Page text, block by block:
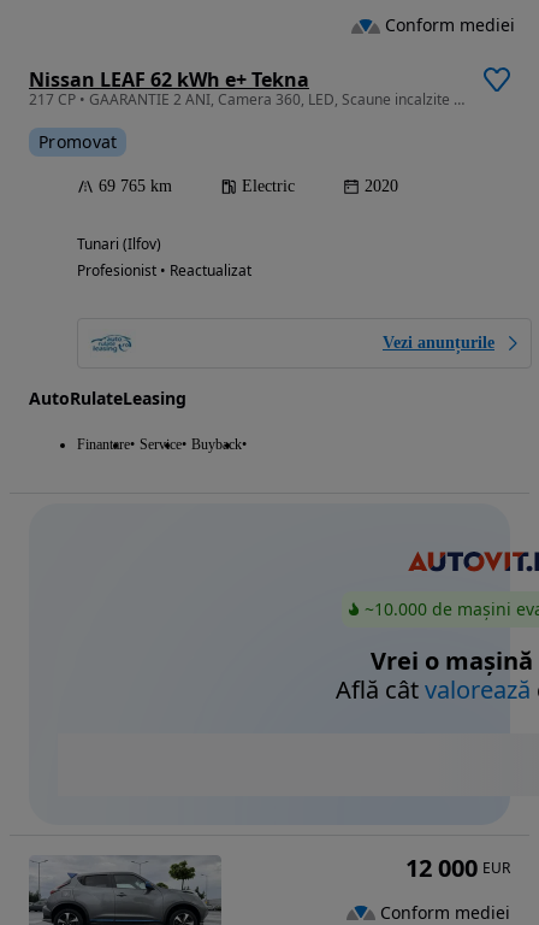
Nissan LEAF 62 kWh e+ Tekna
217 CP • GAARANTIE 2 ANI, Camera 360, LED, Scaune incalzite fata-spate
Promovat
69 765 km Electric 2020
Tunari (Ilfov)
Profesionist • Reactualizat
Vezi anunțurile
AutoRulateLeasing
Finantare Service Buyback
Conform mediei
~10.000 de mașini
Vrei o mașină
Află câtvalorează
12 000 EUR
Conform mediei